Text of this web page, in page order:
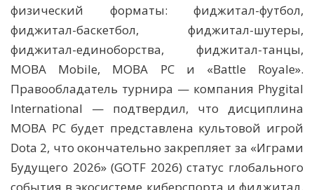
физический форматы: фиджитал-футбол,
фиджитал-баскетбол, фиджитал-шутеры,
фиджитал-единоборства, фиджитал-танцы,
MOBA Mobile, MOBA PC и «Battle Royale».
Правообладатель турнира — компания Phygital
International — подтвердил, что дисциплина
MOBA PC будет представлена культовой игрой
Dota 2, что окончательно закрепляет за «Играми
Будущего 2026» (GOTF 2026) статус глобального